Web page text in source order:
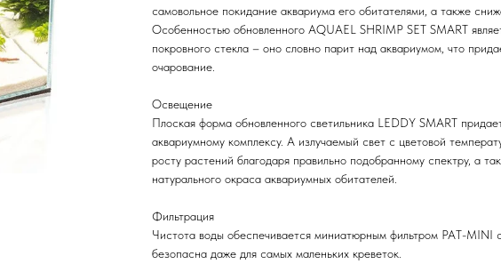
самовольное покидание аквариума его обитателями, а также
Особенностью обновленного AQUAEL SHRIMP SET SMART
покровного стекла – оно словно парит над аквариумом, что
очарование.
Освещение
Плоская форма обновленного светильника LEDDY SMART
аквариумному комплексу. А излучаемый свет c цветовой
росту растений благодаря правильно подобранному спектру, а
натурального окраса аквариумных обитателей.
Фильтрация
Чистота воды обеспечивается миниатюрным фильтром PAT-MINI
безопасна даже для самых маленьких креветок.